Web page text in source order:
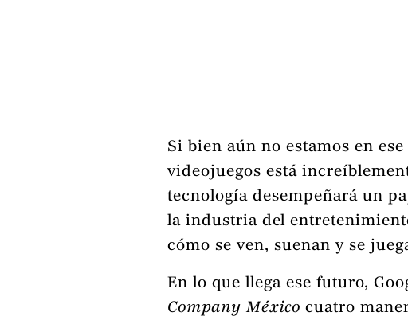
Si bien aún no estamos en
videojuegos está
tecnología desempeñará un
la industria del
cómo se ven, suenan y se
En lo que llega ese futuro,
Company México cuatro